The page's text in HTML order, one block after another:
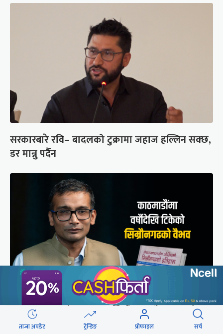
सरकारबारे रवि– बादलको टुक्रामा जहाज हल्लिन सक्छ,
डर मान्नु पर्दैन
मुगल आक्रमणले तहसनहस सिम्रौनगढको सभ्यता नेपाल
खाल्डोले कसरी जोगायो ?
ताजा अपडेट ट्रेन्डिङ प्रोफाइल सर्च